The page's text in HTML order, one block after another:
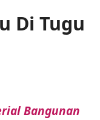
Di Tugu
Bangunan